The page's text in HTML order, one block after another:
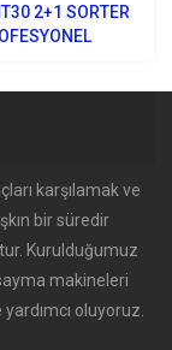
2+1 SORTER
karşılamak ve
bir süredir
Kurulduğumuz
makineleri
oluyoruz.